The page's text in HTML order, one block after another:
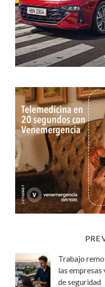
Trabajo
las empresas
de seguridad